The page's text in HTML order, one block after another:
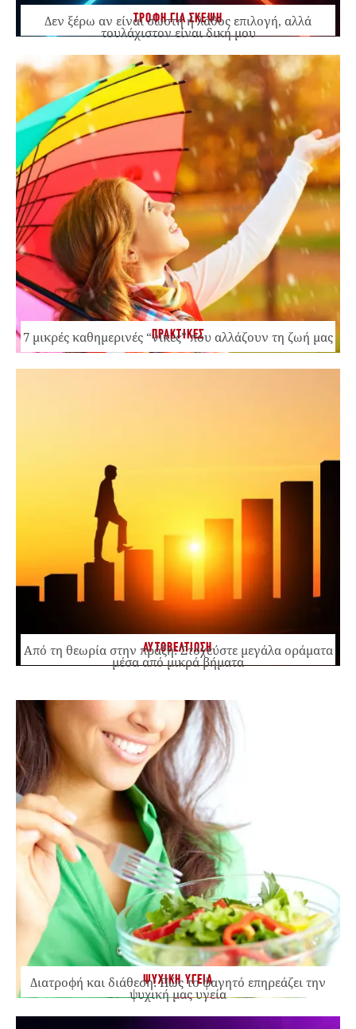
ΤΡΟΦΗ ΓΙΑ ΣΚΕΨΗ
Δεν ξέρω αν είναι σωστή ή λάθος επιλογή, αλλά
τουλάχιστον είναι δική μου
ΠΡΑΚΤΙΚΕΣ
7 μικρές καθημερινές “νίκες” που αλλάζουν τη ζωή μας
ΑΥΤΟΒΕΛΤΙΩΣΗ
Από τη θεωρία στην πράξη: Στοχεύστε μεγάλα οράματα
μέσα από μικρά βήματα
ΨΥΧΙΚΗ ΥΓΕΙΑ
Διατροφή και διάθεση: Πώς το φαγητό επηρεάζει την
ψυχική μας υγεία